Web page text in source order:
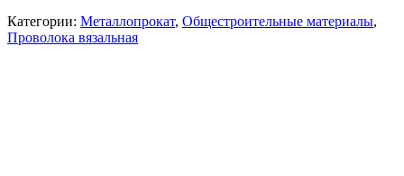
Категории: Металлопрокат, Общестроительные материалы,
Проволока вязальная